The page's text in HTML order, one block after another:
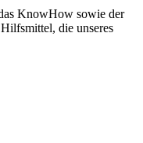
KnowHow sowie der
die unseres